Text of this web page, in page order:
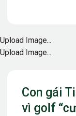
Con gái
vì golf
Upload Image...
Upload Image...